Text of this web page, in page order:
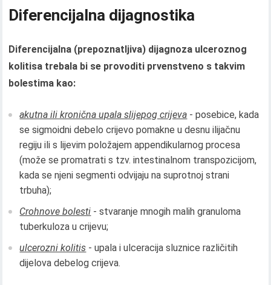
Diferencijalna dijagnostika
Diferencijalna (prepoznatljiva) dijagnoza ulceroznog
kolitisa trebala bi se provoditi prvenstveno s takvim
bolestima kao:
akutna ili kronična upala slijepog crijeva - posebice, kada
se sigmoidni debelo crijevo pomakne u desnu ilijačnu
regiju ili s lijevim položajem appendikularnog procesa
(može se promatrati s tzv. intestinalnom transpozicijom,
kada se njeni segmenti odvijaju na suprotnoj strani
trbuha);
Crohnove bolesti - stvaranje mnogih malih granuloma
tuberkuloza u crijevu;
ulcerozni kolitis - upala i ulceracija sluznice različitih
dijelova debelog crijeva.